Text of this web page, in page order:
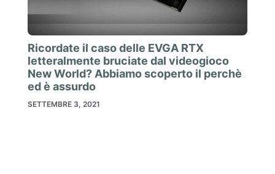
Ricordate il caso delle EVGA RTX
letteralmente bruciate dal videogioco
New World? Abbiamo scoperto il perchè
ed è assurdo
SETTEMBRE 3, 2021